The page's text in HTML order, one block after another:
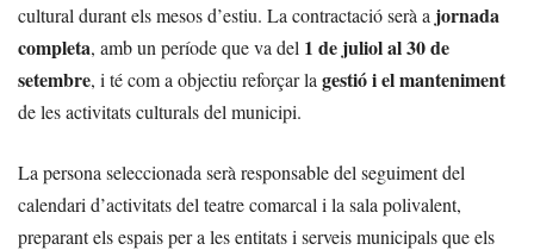
cultural durant els mesos d’estiu. La contractació serà a jornada
completa, amb un període que va del 1 de juliol al 30 de
setembre, i té com a objectiu reforçar la gestió i el manteniment
de les activitats culturals del municipi.
La persona seleccionada serà responsable del seguiment del
calendari d’activitats del teatre comarcal i la sala polivalent,
preparant els espais per a les entitats i serveis municipals que els